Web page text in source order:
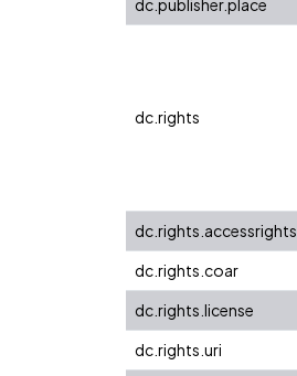
dc.rights
dc.rights.accessrights
dc.rights.coar
dc.rights.license
dc.rights.uri